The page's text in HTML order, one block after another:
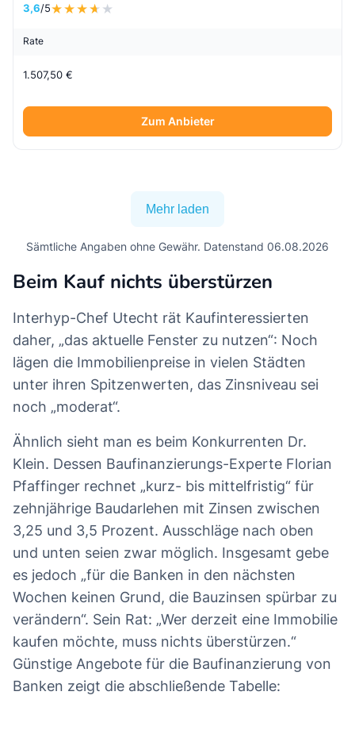
3,6/5
Rate
1.507,50 €
Zum Anbieter
Mehr laden
Sämtliche Angaben ohne Gewähr. Datenstand 06.08.2026
Beim Kauf nichts überstürzen
Interhyp-Chef Utecht rät Kaufinteressierten
daher, „das aktuelle Fenster zu nutzen“: Noch
lägen die Immobilienpreise in vielen Städten
unter ihren Spitzenwerten, das Zinsniveau sei
noch „moderat“.
Ähnlich sieht man es beim Konkurrenten Dr.
Klein. Dessen Baufinanzierungs-Experte Florian
Pfaffinger rechnet „kurz- bis mittelfristig“ für
zehnjährige Baudarlehen mit Zinsen zwischen
3,25 und 3,5 Prozent. Ausschläge nach oben
und unten seien zwar möglich. Insgesamt gebe
es jedoch „für die Banken in den nächsten
Wochen keinen Grund, die Bauzinsen spürbar zu
verändern“. Sein Rat: „Wer derzeit eine Immobilie
kaufen möchte, muss nichts überstürzen.“
Günstige Angebote für die Baufinanzierung von
Banken zeigt die abschließende Tabelle: